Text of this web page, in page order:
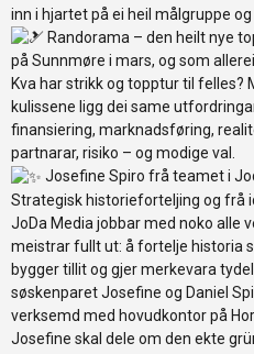
inn i hjartet på ei heil målgruppe
Randorama – den heilt nye
på Sunnmøre i mars, og som
Kva har strikk og topptur til felles?
kulissene ligg dei same
finansiering, marknadsføring,
partnarar, risiko – og modige val.
Josefine Spiro frå teamet i
Strategisk historieforteljing og frå
JoDa Media jobbar med noko alle
meistrar fullt ut: å fortelje historia
bygger tillit og gjer merkevara
søskenparet Josefine og Daniel
verksemd med hovudkontor på
Josefine skal dele om den ekte